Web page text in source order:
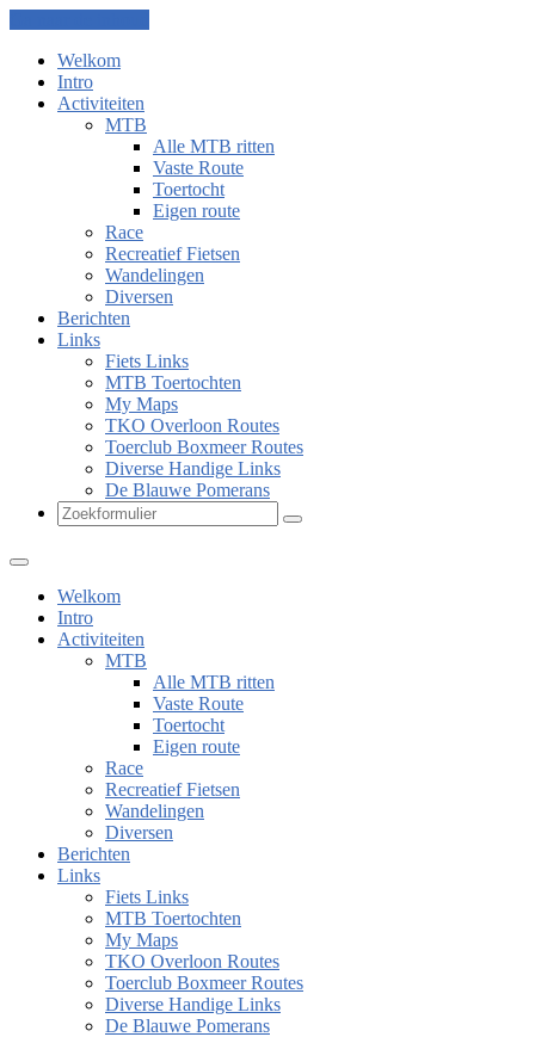
Welkom
Intro
Activiteiten
MTB
Alle MTB ritten
Vaste Route
Toertocht
Eigen route
Race
Recreatief Fietsen
Wandelingen
Diversen
Berichten
Links
Fiets Links
MTB Toertochten
My Maps
TKO Overloon Routes
Toerclub Boxmeer Routes
Diverse Handige Links
De Blauwe Pomerans
Zoeken
Welkom
Intro
Activiteiten
MTB
Alle MTB ritten
Vaste Route
Toertocht
Eigen route
Race
Recreatief Fietsen
Wandelingen
Diversen
Berichten
Links
Fiets Links
MTB Toertochten
My Maps
TKO Overloon Routes
Toerclub Boxmeer Routes
Diverse Handige Links
De Blauwe Pomerans